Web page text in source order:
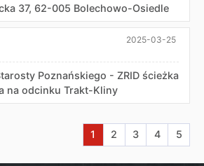
37, 62-005 Bolechowo-Osiedle
2025-03-25
Poznańskiego - ZRID ścieżka
na odcinku Trakt-Kliny
Aktualna strona nr 1
1 Przejdź do strony
2 Przejdź do
3 Przejdź
4 5